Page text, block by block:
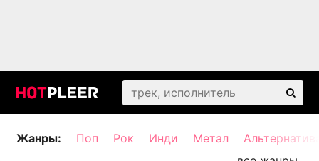
Жанры: Поп Рок Инди Метал